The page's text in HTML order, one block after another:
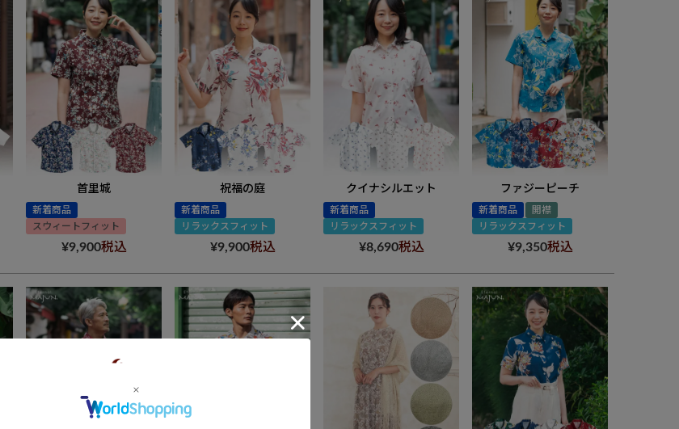
首里城
新着商品
スウィートフィット
¥9,900税込
祝福の庭
新着商品
リラックスフィット
¥9,900税込
クイナシルエット
新着商品
リラックスフィット
¥8,690税込
ファジーピーチ
新着商品
開襟
リラックスフィット
¥9,350税込